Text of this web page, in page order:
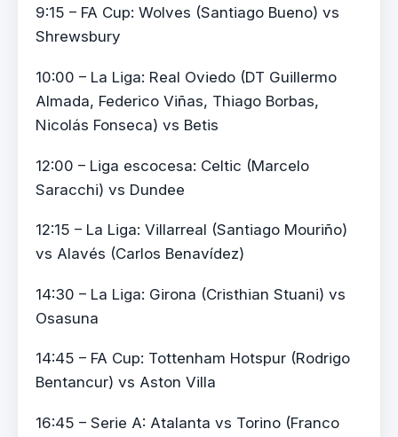
9:15 – FA Cup: Wolves (Santiago Bueno) vs
Shrewsbury
10:00 – La Liga: Real Oviedo (DT Guillermo
Almada, Federico Viñas, Thiago Borbas,
Nicolás Fonseca) vs Betis
12:00 – Liga escocesa: Celtic (Marcelo
Saracchi) vs Dundee
12:15 – La Liga: Villarreal (Santiago Mouriño)
vs Alavés (Carlos Benavídez)
14:30 – La Liga: Girona (Cristhian Stuani) vs
Osasuna
14:45 – FA Cup: Tottenham Hotspur (Rodrigo
Bentancur) vs Aston Villa
16:45 – Serie A: Atalanta vs Torino (Franco